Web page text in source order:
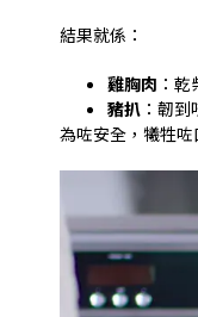
結果就係：
雞胸肉 ：
豬扒 ：韌
為咗安全，犧牲